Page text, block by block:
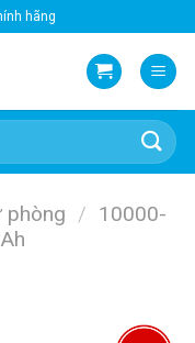
hãng
phòng / 10000-